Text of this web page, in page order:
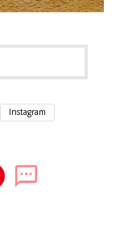
Instagram